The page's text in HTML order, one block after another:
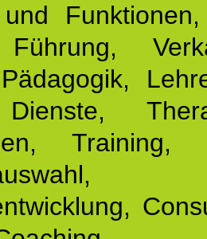
und
Führung,
Training,